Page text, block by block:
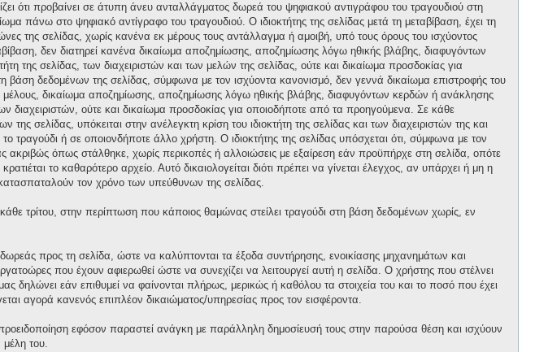
ότι προβαίνει σε άτυπη άνευ ανταλλάγματος δωρεά του ψηφιακού αντιγράφου του τραγουδιού στη
πάνω στο ψηφιακό αντίγραφο του τραγουδιού. Ο ιδιοκτήτης της σελίδας μετά τη μεταβίβαση, έχει τη
της σελίδας, χωρίς κανένα εκ μέρους τους αντάλλαγμα ή αμοιβή, υπό τους όρους του ισχύοντος
δεν διατηρεί κανένα δικαίωμα αποζημίωσης, αποζημίωσης λόγω ηθικής βλάβης, διαφυγόντων
της σελίδας, των διαχειριστών και των μελών της σελίδας, ούτε και δικαίωμα προσδοκίας για
δεδομένων της σελίδας, σύμφωνα με τον ισχύοντα κανονισμό, δεν γεννά δικαίωμα επιστροφής του
μέλους, δικαίωμα αποζημίωσης, αποζημίωσης λόγω ηθικής βλάβης, διαφυγόντων κερδών ή ανάκλησης
διαχειριστών, ούτε και δικαίωμα προσδοκίας για οποιοδήποτε από τα προηγούμενα. Σε κάθε
σελίδας, υπόκειται στην ανέλεγκτη κρίση του ιδιοκτήτη της σελίδας και των διαχειριστών της και
τραγούδι ή σε οποιονδήποτε άλλο χρήστη. Ο ιδιοκτήτης της σελίδας υπόσχεται ότι, σύμφωνα με τον
ακριβώς όπως στάλθηκε, χωρίς περικοπές ή αλλοιώσεις με εξαίρεση εάν προϋπήρχε στη σελίδα, οπότε
το καθαρότερο αρχείο. Αυτό δικαιολογείται διότι πρέπει να γίνεται έλεγχος, αν υπάρχει ή μη η
τον χρόνο των υπεύθυνων της σελίδας.
τρίτου, στην περίπτωση που κάποιος θαμώνας στείλει τραγούδι στη βάση δεδομένων χωρίς, εν
προς τη σελίδα, ώστε να καλύπτονται τα έξοδα συντήρησης, ενοικίασης μηχανημάτων και
που έχουν αφιερωθεί ώστε να συνεχίζει να λειτουργεί αυτή η σελίδα. Ο χρήστης που στέλνει
δηλώνει εάν επιθυμεί να φαίνονται πλήρως, μερικώς ή καθόλου τα στοιχεία του και το ποσό που έχει
αγορά κανενός επιπλέον δικαιώματος/υπηρεσίας προς τον εισφέροντα.
εφόσον παραστεί ανάγκη με παράλληλη δημοσίευσή τους στην παρούσα θέση και ισχύουν
μέλη του.